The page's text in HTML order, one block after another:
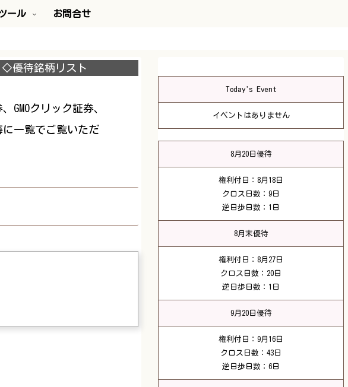
ール お問合せ
優待銘柄リスト
クリック証券、
一覧でご覧いただ
Today's Event
イベントはありません
8月20日優待
権利付日：8月18日
クロス日数：9日
逆日歩日数：1日
8月末優待
権利付日：8月27日
クロス日数：20日
逆日歩日数：1日
9月20日優待
権利付日：9月16日
クロス日数：43日
逆日歩日数：6日